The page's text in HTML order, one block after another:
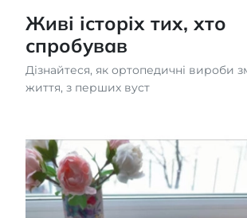
Живі історіх тих, хто
спробував
Дізнайтеся, як ортопедичні вироби
життя, з перших вуст